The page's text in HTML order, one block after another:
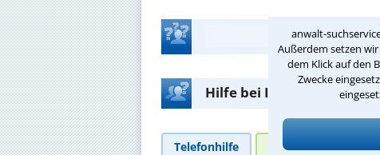
anwalt-
Außerdem setzen
dem Klick auf den
Zwecke
Hilfe bei Ihrer
Telefonhilfe Beratungsanfrage